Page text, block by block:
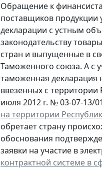
Обращение к
поставщиков продукции
декларации с устным
законодательству
стран и выпущенные в
Таможенного союза. А с
таможенная декларация
ввезенных с
июля 2012 г. № 03-07-13/
на территории
обретает страну
обоснования
заявки на участие в
контрактной системе в